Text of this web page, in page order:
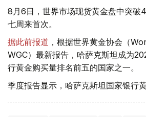
8月6日，世界市场现货黄金盘中突破
七周来首次。
据此前报道 ，根据世界黄金协会（
WGC）最新报告，哈萨克斯坦成为
行黄金购买量排名前五的国家之一。
季度报告显示，哈萨克斯坦国家银行